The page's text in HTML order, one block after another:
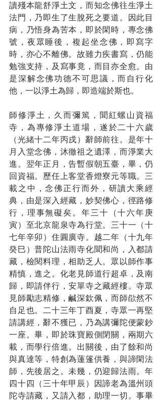
讀殘本龍舒淨土文，而知念佛往生淨土
法門，乃即生了生脫死之要道。因此目
病，乃悟身為苦本，即於閑時，專念佛
號，夜眾睡後，複起坐念佛，即寫字
時，亦心不離佛。故雖力疾書寫，仍能
勉強支持，及寫事竟，而目亦全愈。由
是深解念佛功德不可思議，而自行化
他，一以淨土為歸，即造端於斯也。
師修淨土，久而彌篤，聞紅螺山資福
寺，為專修淨土道場，遂於二十六歲
（光緒十二年丙戌）辭師前往。是年十
月入堂念佛，沐徹祖之遺澤，而淨業大
進。翌年正月，告暫假朝五臺，畢，仍
回資福。歷任上客堂香燈寮元等職。三
載之中，念佛正行而外，研讀大乘經
典，由是深入經藏，妙契佛心，徑路修
行，理事無礙矣。年三十（十六年庚
寅）至北京龍泉寺為行堂。三十一（十
七年辛卯）住圓廣寺。越二年（十九年
癸巳）普陀山法雨寺化聞和尚，入都請
藏，檢閱料理，相助乏人。眾以師作事
精慎，進之。化老見師道行超卓，及南
歸，即請伴行，安單寺之藏經樓。寺眾
見師勵志精修，鹹深欽佩，而師欿然不
自足也。二十三年丁酉夏，寺眾一再堅
請講經，辭不獲已，乃為講彌陀便蒙鈔
一座。畢，即於珠寶殿側閉關，兩期六
載，而學行倍進。出關後，由了餘和尚
與真達等，特創為蓮篷供養，與諦閑法
師，先後居之。未幾，仍迎歸法雨。年
四十四（三十年甲辰）因諦老為溫州頭
陀寺請藏，又請入都，助理一切。事畢